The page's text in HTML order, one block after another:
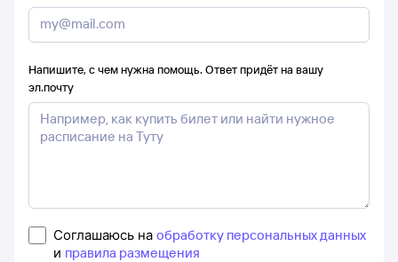
Напишите, с чем нужна помощь. Ответ придёт на вашу
эл.почту
Соглашаюсь на обработку персональных данных
и правила размещения